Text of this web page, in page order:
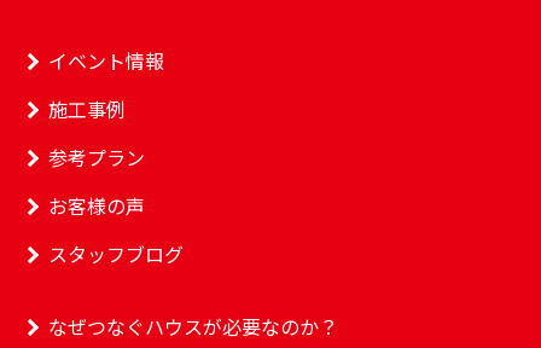
イベント情報
施工事例
参考プラン
お客様の声
スタッフブログ
なぜつなぐハウスが必要なのか？